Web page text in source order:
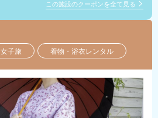
この施設のクーポンを全て見る
女子旅 着物・浴衣レンタル